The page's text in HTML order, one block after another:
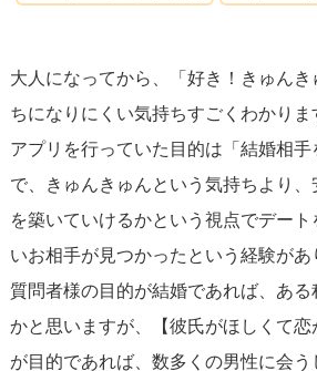
大人になってから、「好き！きゅん
ちになりにくい気持ちすごくわかり
アプリを行っていた目的は「結婚相
で、きゅんきゅんという気持ちより
を築いていけるかという視点でデート
いお相手が見つかったという経験があ
質問者様の目的が結婚であれば、あ
かと思いますが、【彼氏がほしくて
が目的であれば、数多くの男性に会う